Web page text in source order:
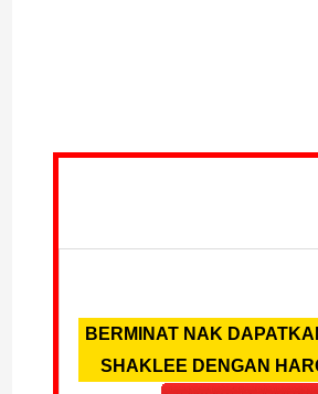
BERMINAT NAK
SHAKLEE DENGAN